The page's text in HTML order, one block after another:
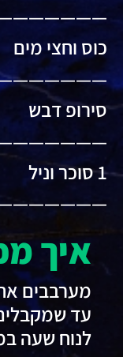
כוס וחצי מים
סירופ דבש
1 סוכר וניל
איך
מערבבים
עד
לנוח שעה